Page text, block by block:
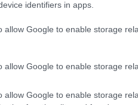
identifiers in apps.
allow Google to enable storage
allow Google to enable storage
allow Google to enable storage
diAlessandro Bonelli
Fanpage, Meloni